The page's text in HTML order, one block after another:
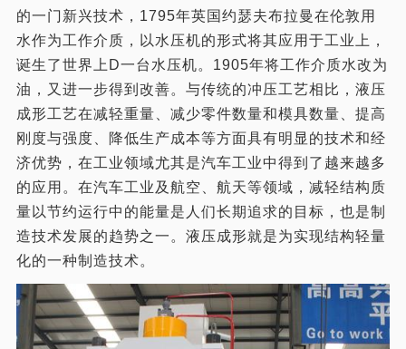
的一门新兴技术，1795年英国约瑟夫布拉曼在伦敦用
水作为工作介质，以水压机的形式将其应用于工业上，
诞生了世界上D一台水压机。1905年将工作介质水改为
油，又进一步得到改善。与传统的冲压工艺相比，液压
成形工艺在减轻重量、减少零件数量和模具数量、提高
刚度与强度、降低生产成本等方面具有明显的技术和经
济优势，在工业领域尤其是汽车工业中得到了越来越多
的应用。在汽车工业及航空、航天等领域，减轻结构质
量以节约运行中的能量是人们长期追求的目标，也是制
造技术发展的趋势之一。液压成形就是为实现结构轻量
化的一种制造技术。